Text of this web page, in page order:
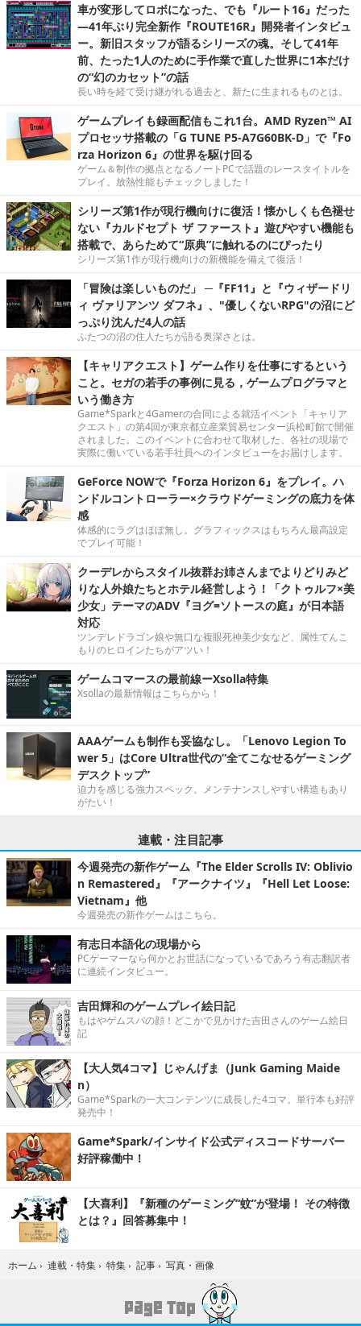
車が変形してロボになった、でも『ルート16』だった
―41年ぶり完全新作『ROUTE16R』開発者インタビュ
ー。新旧スタッフが語るシリーズの魂。そして41年
前、たった1人のために手作業で直した世界に1本だけ
の“幻のカセット”の話
長い時を経て受け継がれる過去と、新たに生まれるものとは。
ゲームプレイも録画配信もこれ1台。AMD Ryzen™ AI
プロセッサ搭載の「G TUNE P5-A7G60BK-D」で『Fo
rza Horizon 6』の世界を駆け回る
ゲーム＆制作の拠点となるノートPCで話題のレースタイトルを
プレイ。放熱性能もチェックしました！
シリーズ第1作が現行機向けに復活！懐かしくも色褪せ
ない『カルドセプト ザ ファースト』遊びやすい機能も
搭載で、あらためて“原典”に触れるのにぴったり
シリーズ第1作が現行機向けの新機能を備えて復活！
「冒険は楽しいものだ」 ─『FF11』と『ウィザードリ
ィ ヴァリアンツ ダフネ』、"優しくないRPG"の沼にど
っぷり沈んだ4人の話
ふたつの沼の住人たちが語る奥深さとは。
【キャリアクエスト】ゲーム作りを仕事にするという
こと。セガの若手の事例に見る，ゲームプログラマと
いう働き方
Game*Sparkと4Gamerの合同による就活イベント「キャリア
クエスト」の第4回が東京都立産業貿易センター浜松町館で開催
されました。このイベントに合わせて取材した、各社の現場で
実際に働いている若手社員へのインタビューをお届けします。
GeForce NOWで『Forza Horizon 6』をプレイ。ハ
ンドルコントローラー×クラウドゲーミングの底力を体
感
体感的にラグはほぼ無し。グラフィックスはもちろん最高設定
でプレイ可能！
クーデレからスタイル抜群お姉さんまでよりどりみど
りな人外娘たちとホテル経営しよう！「クトゥルフ×美
少女」テーマのADV『ヨグ=ソトースの庭』が日本語
対応
ツンデレドラゴン娘や無口な複眼死神美少女など、属性てんこ
もりのヒロインたちがアツい！
ゲームコマースの最前線ーXsolla特集
Xsollaの最新情報はこちらから！
AAAゲームも制作も妥協なし。「Lenovo Legion To
wer 5」はCore Ultra世代の“全てこなせるゲーミング
デスクトップ”
迫力を感じる強力スペック。メンテナンスしやすい構造もあり
がたい！
連載・注目記事
今週発売の新作ゲーム『The Elder Scrolls IV: Oblivio
n Remastered』『アークナイツ』『Hell Let Loose:
Vietnam』他
今週発売の新作ゲームはこちら。
有志日本語化の現場から
PCゲーマーなら何かとお世話になっているであろう有志翻訳者
に連続インタビュー。
吉田輝和のゲームプレイ絵日記
もはやゲムスパの顔！どこかで見かけた吉田さんのゲーム絵日
記
【大人気4コマ】じゃんげま（Junk Gaming Maide
n）
Game*Sparkの一大コンテンツに成長した4コマ。単行本も好評
発売中！
Game*Spark/インサイド公式ディスコードサーバー
好評稼働中！
【大喜利】『新種のゲーミング“蚊”が登場！ その特徴
とは？』回答募集中！
ホーム › 連載・特集 › 特集 › 記事 › 写真・画像